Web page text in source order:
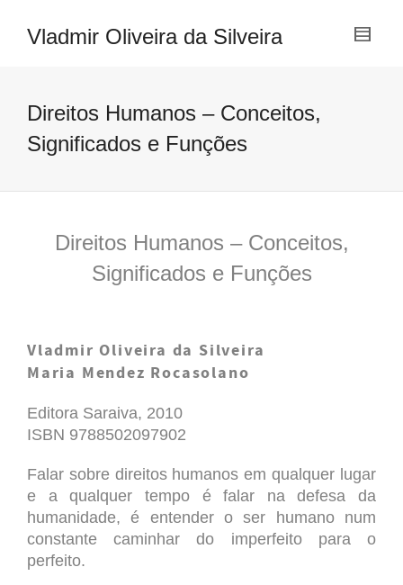
Vladmir Oliveira da Silveira
Direitos Humanos – Conceitos,
Significados e Funções
Direitos Humanos – Conceitos,
Significados e Funções
Vladmir Oliveira da Silveira
Maria Mendez Rocasolano
Editora Saraiva, 2010
ISBN 9788502097902
Falar sobre direitos humanos em qualquer lugar
e a qualquer tempo é falar na defesa da
humanidade, é entender o ser humano num
constante caminhar do imperfeito para o
perfeito.